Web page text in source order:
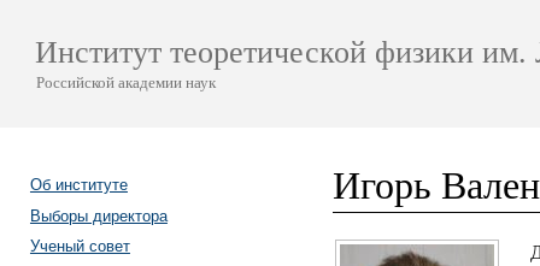
Институт теоретической физики
Российской академии наук
Об институте
Выборы директора
Ученый совет
Игорь